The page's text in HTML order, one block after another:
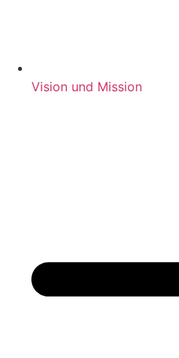
Vision und Mission